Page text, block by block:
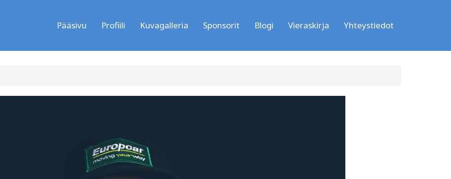
Pääsivu Profiili Kuvagalleria Sponsorit Blogi Vieraskirja Yhteystiedot